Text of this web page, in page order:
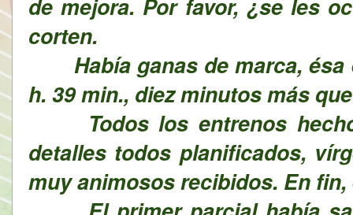
corten.
Había ganas de marca, ésa
h. 39 min., diez minutos más
Todos los entrenos
detalles todos planificados,
muy animosos recibidos. En fin,